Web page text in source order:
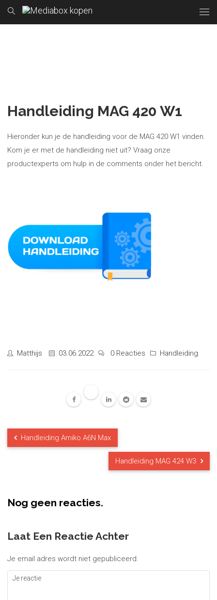
Handleiding MAG 420 W1
Hieronder kun je de handleiding voor de MAG 420 W1 vinden.
Kom je er met de handleiding niet uit? Vraag onze
productexperts om hulp in de comments onder het bericht.
Matthijs 03.06.2022 Handleiding
0 Reacties
Handleiding Amiko A6N Max
Handleiding MAG 424 W3
Nog geen reacties.
Laat Een Reactie Achter
Je email adres wordt niet gepubliceerd.